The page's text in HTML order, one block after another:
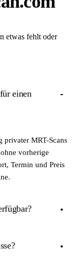
etwas fehlt oder
einen
privater MRT-Scans
vorherige
Termin und Preis
Königreich aktiv.